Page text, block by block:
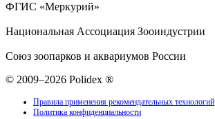
ФГИС «Меркурий»
Национальная Ассоциация Зооиндустрии
Союз зоопарков и аквариумов России
© 2009–2026 Polidex ®
Правила применения рекомендательных технологий
Политика конфиденциальности